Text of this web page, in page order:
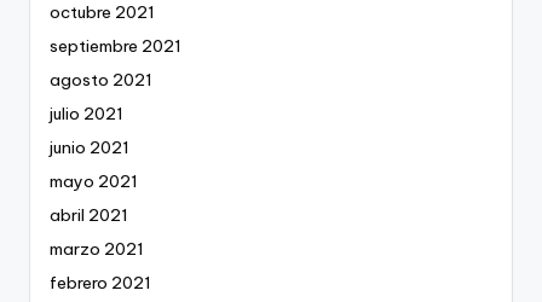
octubre 2021
septiembre 2021
agosto 2021
julio 2021
junio 2021
mayo 2021
abril 2021
marzo 2021
febrero 2021